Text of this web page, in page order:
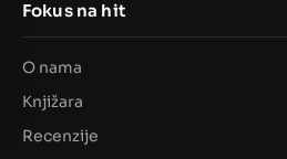
Fokus na hit
O nama
Knjižara
Recenzije